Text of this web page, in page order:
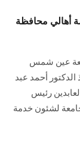
أهالي محافظة
عين شمس
الدكتور أحمد عبد
رئيس
لشئون خدمة